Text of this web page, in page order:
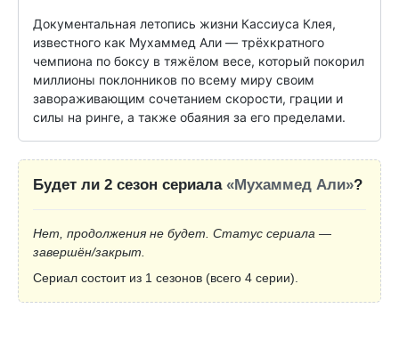
Документальная летопись жизни Кассиуса Клея,
известного как Мухаммед Али — трёхкратного
чемпиона по боксу в тяжёлом весе, который покорил
миллионы поклонников по всему миру своим
завораживающим сочетанием скорости, грации и
силы на ринге, а также обаяния за его пределами.
Будет ли 2 сезон сериала «Мухаммед Али»?
Нет, продолжения не будет. Статус сериала —
завершён/закрыт.
Сериал состоит из 1 сезонов (всего 4 серии).